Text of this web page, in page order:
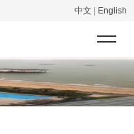
中文 English